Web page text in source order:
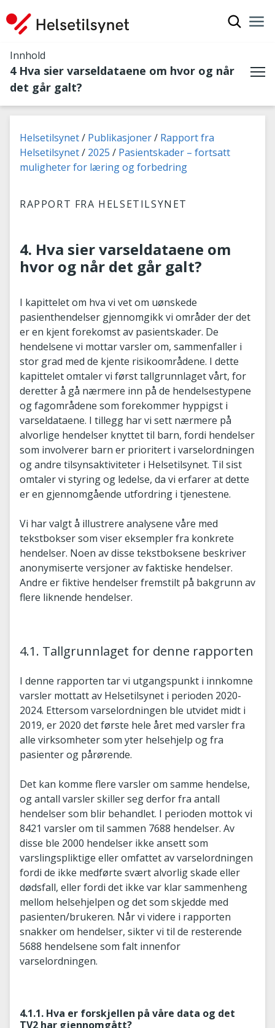
Innhold
4 Hva sier varseldataene om hvor og når
det går galt?
Du er her:
Helsetilsynet Publikasjoner
Rapport fra
Helsetilsynet
2025
Pasientskader – fortsatt
muligheter for læring og forbedring
RAPPORT FRA HELSETILSYNET
4. Hva sier varseldataene om
hvor og når det går galt?
I kapittelet om hva vi vet om uønskede
pasienthendelser gjennomgikk vi områder der det
er en kjent forekomst av pasientskader. De
hendelsene vi mottar varsler om, sammenfaller i
stor grad med de kjente risikoområdene. I dette
kapittelet omtaler vi først tallgrunnlaget vårt, for
deretter å gå nærmere inn på de hendelsestypene
og fagområdene som forekommer hyppigst i
varseldataene. I tillegg har vi sett nærmere på
alvorlige hendelser knyttet til barn, fordi hendelser
som involverer barn er prioritert i varselordningen
og andre tilsynsaktiviteter i Helsetilsynet. Til sist
omtaler vi styring og ledelse, da vi erfarer at dette
er en gjennomgående utfordring i tjenestene.
Vi har valgt å illustrere analysene våre med
tekstbokser som viser eksempler fra konkrete
hendelser. Noen av disse tekstboksene beskriver
anonymiserte versjoner av faktiske hendelser.
Andre er fiktive hendelser fremstilt på bakgrunn av
flere liknende hendelser.
4.1. Tallgrunnlaget for denne rapporten
I denne rapporten tar vi utgangspunkt i innkomne
varsler mottatt av Helsetilsynet i perioden 2020-
2024. Ettersom varselordningen ble utvidet midt i
2019, er 2020 det første hele året med varsler fra
alle virksomheter som yter helsehjelp og fra
pasienter og pårørende.
Det kan komme flere varsler om samme hendelse,
og antall varsler skiller seg derfor fra antall
hendelser som blir behandlet. I perioden mottok vi
8421 varsler om til sammen 7688 hendelser. Av
disse ble 2000 hendelser ikke ansett som
varslingspliktige eller omfattet av varselordningen
fordi de ikke medførte svært alvorlig skade eller
dødsfall, eller fordi det ikke var klar sammenheng
mellom helsehjelpen og det som skjedde med
pasienten/brukeren. Når vi videre i rapporten
snakker om hendelser, sikter vi til de resterende
5688 hendelsene som falt innenfor
varselordningen.
4.1.1. Hva er forskjellen på våre data og det
TV2 har gjennomgått?